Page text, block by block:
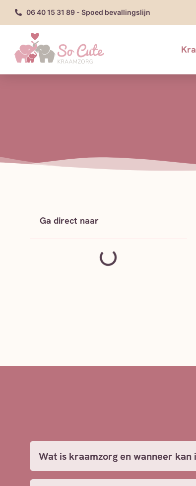
06 40 15 31 89 - Spoed bevallingslijn
Ga direct naar
Wat is kraamzorg en wanneer kan